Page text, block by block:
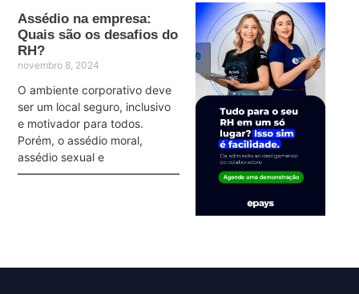
Assédio na empresa:
Quais são os desafios do
RH?
novembro 8, 2024
O ambiente corporativo deve
ser um local seguro, inclusivo
e motivador para todos.
Porém, o assédio moral,
assédio sexual e